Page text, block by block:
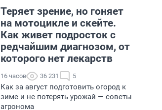
Теряет зрение, но гоняет
на мотоцикле и скейте.
Как живет подросток с
редчайшим диагнозом, от
которого нет лекарств
16 часов 36 231 5
Как за август подготовить огород к
зиме и не потерять урожай — советы
агронома